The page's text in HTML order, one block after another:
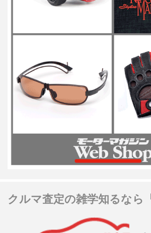
クルマ査定の雑学知るなら